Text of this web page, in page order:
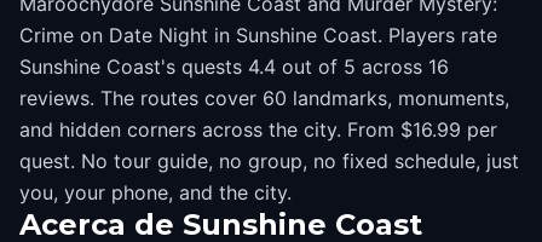
Crime on Date Night in Sunshine Coast. Players rate
Sunshine Coast's quests 4.4 out of 5 across 16
reviews. The routes cover 60 landmarks, monuments,
and hidden corners across the city. From $16.99 per
quest. No tour guide, no group, no fixed schedule, just
you, your phone, and the city.
Acerca de Sunshine Coast